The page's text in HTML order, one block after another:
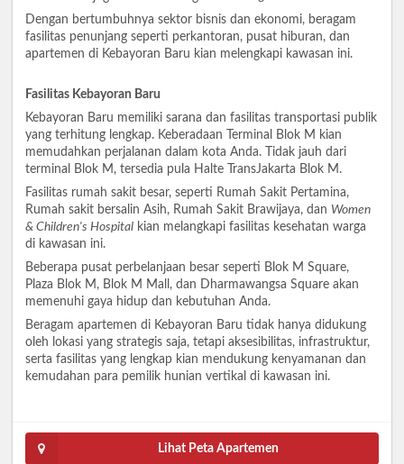
Dengan bertumbuhnya sektor bisnis dan ekonomi, beragam
fasilitas penunjang seperti perkantoran, pusat hiburan, dan
apartemen di Kebayoran Baru kian melengkapi kawasan ini.
Fasilitas Kebayoran Baru
Kebayoran Baru memiliki sarana dan fasilitas transportasi publik
yang terhitung lengkap. Keberadaan Terminal Blok M kian
memudahkan perjalanan dalam kota Anda. Tidak jauh dari
terminal Blok M, tersedia pula Halte TransJakarta Blok M.
Fasilitas rumah sakit besar, seperti Rumah Sakit Pertamina,
Rumah sakit bersalin Asih, Rumah Sakit Brawijaya, dan Women
& Children's Hospital kian melangkapi fasilitas kesehatan warga
di kawasan ini.
Beberapa pusat perbelanjaan besar seperti Blok M Square,
Plaza Blok M, Blok M Mall, dan Dharmawangsa Square akan
memenuhi gaya hidup dan kebutuhan Anda.
Beragam apartemen di Kebayoran Baru tidak hanya didukung
oleh lokasi yang strategis saja, tetapi aksesibilitas, infrastruktur,
serta fasilitas yang lengkap kian mendukung kenyamanan dan
kemudahan para pemilik hunian vertikal di kawasan ini.
Lihat Peta Apartemen